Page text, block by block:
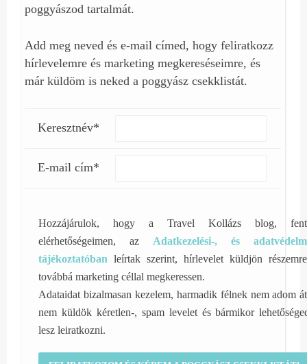
poggyászod tartalmát.
Add meg neved és e-mail címed, hogy feliratkozz
hírlevelemre és marketing megkereséseimre, és
már küldöm is neked a poggyász csekklistát.
Keresztnév*
E-mail cím*
Hozzájárulok, hogy a Travel Kollázs blog,
elérhetőségeimen, az Adatkezelési-, és
tájékoztatóban leírtak szerint, hírlevelet küldjön
továbbá marketing céllal megkeressen.
Adataidat bizalmasan kezelem, harmadik félnek nem adom
nem küldök kéretlen-, spam levelet és bármikor
lesz leiratkozni.